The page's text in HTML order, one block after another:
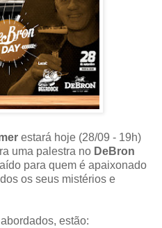
estará hoje (28/09 - 19h)
uma palestra no DeBron
para quem é apaixonado
os seus mistérios e
estão: